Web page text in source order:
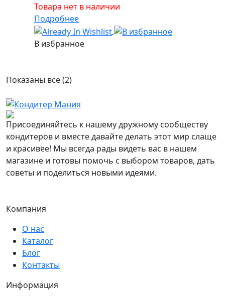
Товара нет в наличии
Подробнее
В избранное
Показаны все (2)
Присоединяйтесь к нашему дружному сообществу
кондитеров и вместе давайте делать этот мир слаще
и красивее! Мы всегда рады видеть вас в нашем
магазине и готовы помочь с выбором товаров, дать
советы и поделиться новыми идеями.
Компания
О нас
Каталог
Блог
Контакты
Информация